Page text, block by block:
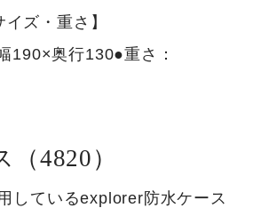
ズ・重さ】
190×奥行130●重さ：
（4820）
しているexplorer防水ケース